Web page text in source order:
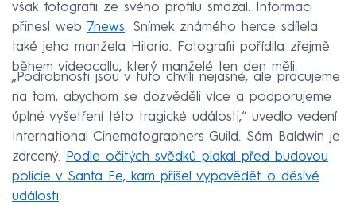
však fotografii ze svého profilu smazal. Informaci
přinesl web 7news. Snímek známého herce sdílela
také jeho manžela Hilaria. Fotografii pořídila zřejmě
během videocallu, který manželé ten den měli.
„Podrobnosti jsou v tuto chvíli nejasné, ale pracujeme
na tom, abychom se dozvěděli více a podporujeme
úplné vyšetření této tragické události,“ uvedlo vedení
International Cinematographers Guild. Sám Baldwin je
zdrcený. Podle očitých svědků plakal před budovou
policie v Santa Fe, kam přišel vypovědět o děsivé
události.